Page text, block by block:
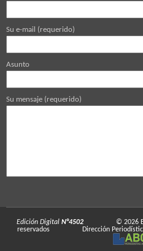
Su e-mail (requerido)
Asunto
Su mensaje (requerido)
Edición Digital N°4502 © 2026
reservados
Dirección